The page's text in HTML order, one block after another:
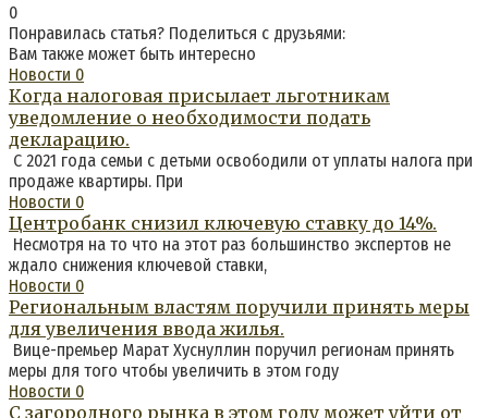
0
Понравилась статья? Поделиться с друзьями:
Вам также может быть интересно
Новости 0
Когда налоговая присылает льготникам
уведомление о необходимости подать
декларацию.
С 2021 года семьи с детьми освободили от уплаты налога при
продаже квартиры. При
Новости 0
Центробанк снизил ключевую ставку до 14%.
Несмотря на то что на этот раз большинство экспертов не
ждало снижения ключевой ставки,
Новости 0
Региональным властям поручили принять меры
для увеличения ввода жилья.
Вице-премьер Марат Хуснуллин поручил регионам принять
меры для того чтобы увеличить в этом году
Новости 0
С загородного рынка в этом году может уйти от